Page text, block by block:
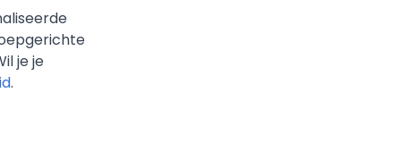
je je
.